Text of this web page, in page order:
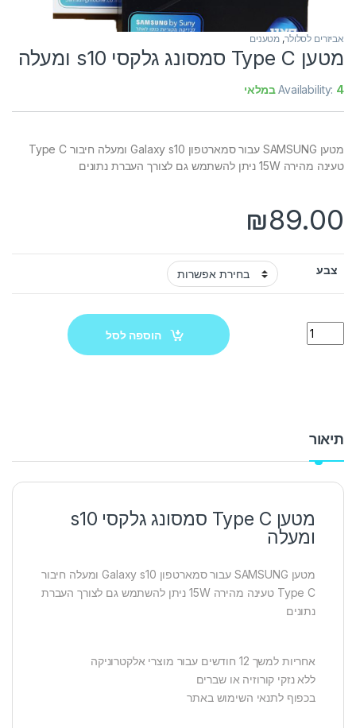
אביזרים לסלולר, מטענים
מטען Type C סמסונג גלקסי s10 ומעלה
Availability: 4 במלאי
מטען SAMSUNG עבור סמארטפון Galaxy s10 ומעלה חיבור Type C
טעינה מהירה 15W ניתן להשתמש גם לצורך העברת נתונים
₪89.00
צבע
Quantity
הוספה לסל
תיאור
מטען Type C סמסונג גלקסי s10
ומעלה
מטען SAMSUNG עבור סמארטפון Galaxy s10 ומעלה חיבור
Type C טעינה מהירה 15W ניתן להשתמש גם לצורך העברת
נתונים
אחריות למשך 12 חודשים עבור מוצרי אלקטרוניקה
ללא נזקי קורוזיה או שברים
בכפוף לתנאי השימוש באתר